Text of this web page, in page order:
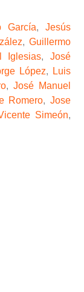
García,Jesús
,Guillermo
Iglesias,José
López,
Luis
, José Manuel
Romero,Jose
Simeón,